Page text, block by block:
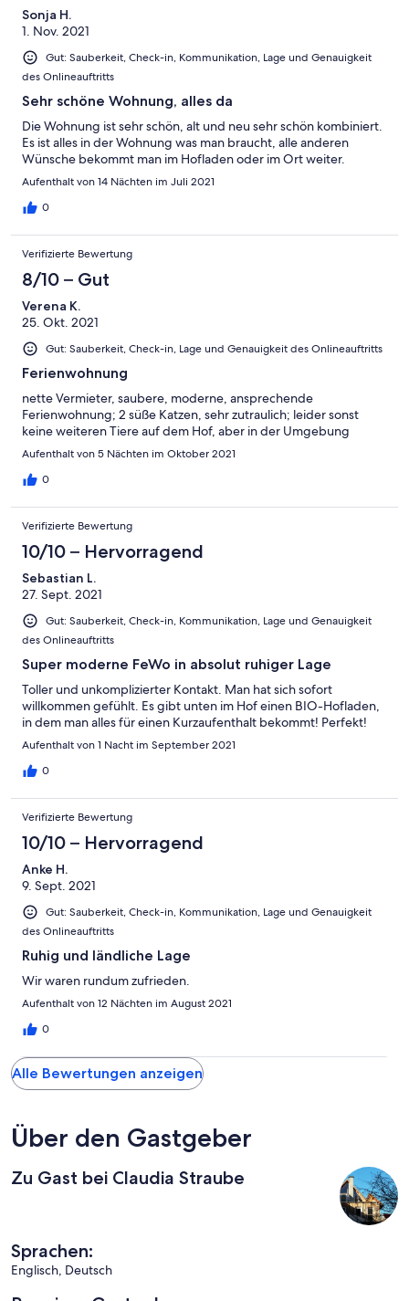
Sonja H.
1. Nov. 2021
Gut: Sauberkeit, Check-in, Kommunikation, Lage und Genauigkeit
des Onlineauftritts
Sehr schöne Wohnung, alles da
Die Wohnung ist sehr schön, alt und neu sehr schön kombiniert.
Es ist alles in der Wohnung was man braucht, alle anderen
Wünsche bekommt man im Hofladen oder im Ort weiter.
Aufenthalt von 14 Nächten im Juli 2021
0
Verifizierte Bewertung
8/10 – Gut
Verena K.
25. Okt. 2021
Gut: Sauberkeit, Check-in, Lage und Genauigkeit des Onlineauftritts
Ferienwohnung
nette Vermieter, saubere, moderne, ansprechende
Ferienwohnung; 2 süße Katzen, sehr zutraulich; leider sonst
keine weiteren Tiere auf dem Hof, aber in der Umgebung
Aufenthalt von 5 Nächten im Oktober 2021
0
Verifizierte Bewertung
10/10 – Hervorragend
Sebastian L.
27. Sept. 2021
Gut: Sauberkeit, Check-in, Kommunikation, Lage und Genauigkeit
des Onlineauftritts
Super moderne FeWo in absolut ruhiger Lage
Toller und unkomplizierter Kontakt. Man hat sich sofort
willkommen gefühlt. Es gibt unten im Hof einen BIO-Hofladen,
in dem man alles für einen Kurzaufenthalt bekommt! Perfekt!
Aufenthalt von 1 Nacht im September 2021
0
Verifizierte Bewertung
10/10 – Hervorragend
Anke H.
9. Sept. 2021
Gut: Sauberkeit, Check-in, Kommunikation, Lage und Genauigkeit
des Onlineauftritts
Ruhig und ländliche Lage
Wir waren rundum zufrieden.
Aufenthalt von 12 Nächten im August 2021
0
Alle Bewertungen anzeigen
Über den Gastgeber
Zu Gast bei Claudia Straube
Sprachen:
Englisch, Deutsch